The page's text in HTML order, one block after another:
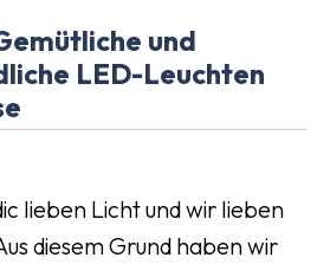
und
LED-Leuchten
lieben Licht und wir lieben
diesem Grund haben wir